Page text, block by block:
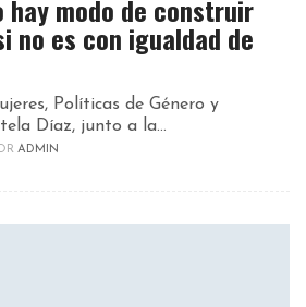
hay modo de construir
no es con igualdad de
Políticas de Género y
Díaz, junto a la...
ADMIN